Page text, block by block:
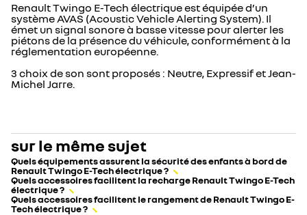
Renault Twingo E-Tech électrique est équipée d’un
système AVAS (Acoustic Vehicle Alerting System). Il
émet un signal sonore à basse vitesse pour alerter les
piétons de la présence du véhicule, conformément à la
réglementation européenne.
3 choix de son sont proposés : Neutre, Expressif et Jean-
Michel Jarre.
sur le même sujet
Quels équipements assurent la sécurité des enfants à bord de
Renault Twingo E-Tech électrique ?
Quels accessoires facilitent la recharge Renault Twingo E-Tech
électrique ?
Quels accessoires facilitent le rangement de Renault Twingo E-
Tech électrique ?